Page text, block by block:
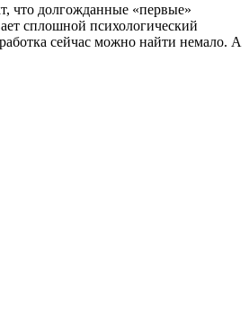
что долгожданные «первые»
сплошной психологический
сейчас можно найти немало. А